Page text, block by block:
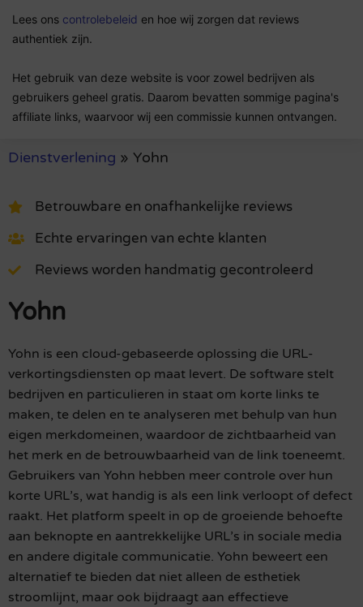
Lees ons controlebeleid en hoe wij zorgen dat reviews
authentiek zijn.
Het gebruik van deze website is voor zowel bedrijven als
gebruikers geheel gratis. Daarom bevatten sommige pagina's
affiliate links, waarvoor wij een commissie kunnen ontvangen.
Dienstverlening » Yohn
Betrouwbare en onafhankelijke reviews
Echte ervaringen van echte klanten
Reviews worden handmatig gecontroleerd
Yohn
Yohn is een cloud-gebaseerde oplossing die URL-
verkortingsdiensten op maat levert. De software stelt
bedrijven en particulieren in staat om korte links te
maken, te delen en te analyseren met behulp van hun
eigen merkdomeinen, waardoor de zichtbaarheid van
het merk en de betrouwbaarheid van de link toeneemt.
Gebruikers van Yohn hebben meer controle over hun
korte URL’s, wat handig is als een link verloopt of defect
raakt. Het platform speelt in op de groeiende behoefte
aan beknopte en aantrekkelijke URL’s in sociale media
en andere digitale communicatie. Yohn beweert een
alternatief te bieden dat niet alleen de esthetiek
stroomlijnt, maar ook bijdraagt aan effectieve